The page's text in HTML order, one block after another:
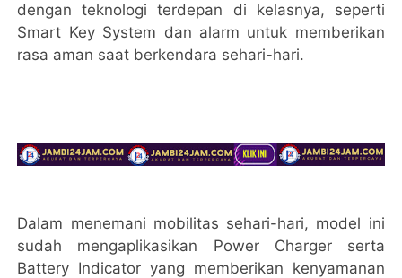
dengan teknologi terdepan di kelasnya, seperti
Smart Key System dan alarm untuk memberikan
rasa aman saat berkendara sehari-hari.
Dalam menemani mobilitas sehari-hari, model ini
sudah mengaplikasikan Power Charger serta
Battery Indicator yang memberikan kenyamanan